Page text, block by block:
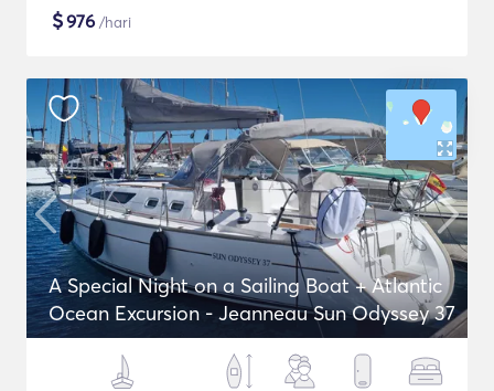
$976 /hari
A Special Night on a Sailing Boat + Atlantic
Ocean Excursion - Jeanneau Sun Odyssey 37